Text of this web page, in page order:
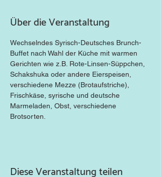
Über die Veranstaltung
Wechselndes Syrisch-Deutsches Brunch-
Buffet nach Wahl der Küche mit warmen
Gerichten wie z.B. Rote-Linsen-Süppchen,
Schakshuka oder andere Eierspeisen,
verschiedene Mezze (Brotaufstriche),
Frischkäse, syrische und deutsche
Marmeladen, Obst, verschiedene
Brotsorten.
Diese Veranstaltung teilen